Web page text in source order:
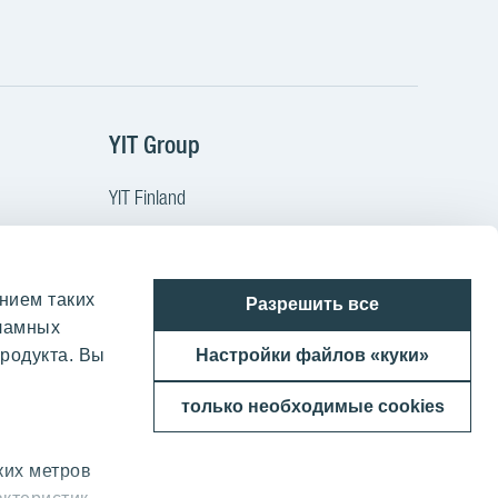
таких
Вы
метров
Разрешить все
Настройки файлов «куки»
только необходимые cookies
YIT Group
YIT Finland
YIT Latvia
YIT Slovakia